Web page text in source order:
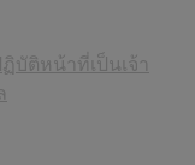
บัติหน้าที่เป็นเจ้า